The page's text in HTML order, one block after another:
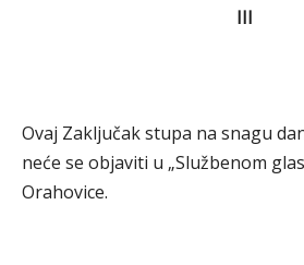
III
Ovaj Zaključak stupa na snagu
neće se objaviti u „Službenom
Orahovice.